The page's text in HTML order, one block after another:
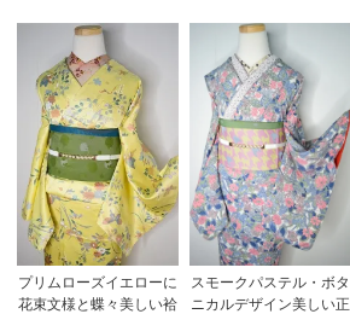
プリムローズイエローに
花束文様と蝶々美しい袷
スモークパステル・ボタ
ニカルデザイン美しい正